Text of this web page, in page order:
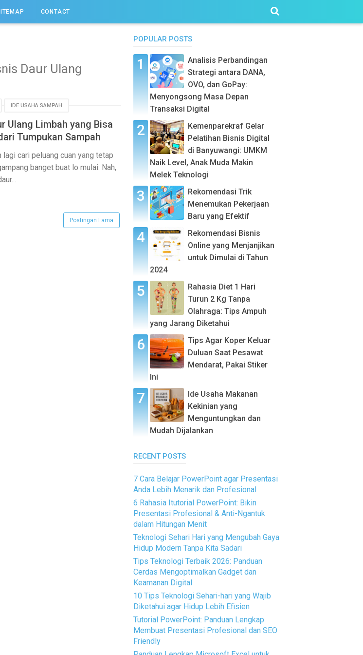
CONTACT
Daur Ulang
IDE USAHA SAMPAH
Ulang Limbah yang Bisa
Tumpukan Sampah
lagi cari peluang cuan yang tetap
banget buat lo mulai. Nah,
Postingan Lama
POPULAR POSTS
Analisis Perbandingan
Strategi antara DANA,
OVO, dan GoPay:
Menyongsong Masa Depan
Transaksi Digital
Kemenparekraf Gelar
Pelatihan Bisnis Digital
di Banyuwangi: UMKM
Naik Level, Anak Muda Makin
Melek Teknologi
Rekomendasi Trik
Menemukan Pekerjaan
Baru yang Efektif
Rekomendasi Bisnis
Online yang Menjanjikan
untuk Dimulai di Tahun
2024
Rahasia Diet 1 Hari
Turun 2 Kg Tanpa
Olahraga: Tips Ampuh
yang Jarang Diketahui
Tips Agar Koper Keluar
Duluan Saat Pesawat
Mendarat, Pakai Stiker
Ini
Ide Usaha Makanan
Kekinian yang
Menguntungkan dan
Mudah Dijalankan
RECENT POSTS
7 Cara Belajar PowerPoint agar Presentasi
Anda Lebih Menarik dan Profesional
6 Rahasia Itutorial PowerPoint: Bikin
Presentasi Profesional & Anti-Ngantuk
dalam Hitungan Menit
Teknologi Sehari Hari yang Mengubah Gaya
Hidup Modern Tanpa Kita Sadari
Tips Teknologi Terbaik 2026: Panduan
Cerdas Mengoptimalkan Gadget dan
Keamanan Digital
10 Tips Teknologi Sehari-hari yang Wajib
Diketahui agar Hidup Lebih Efisien
Tutorial PowerPoint: Panduan Lengkap
Membuat Presentasi Profesional dan SEO
Friendly